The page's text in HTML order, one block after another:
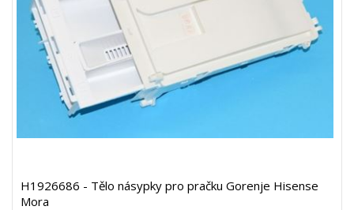
H1926686 - Tělo násypky pro pračku Gorenje Hisense
Mora